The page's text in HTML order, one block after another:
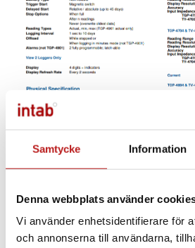
Samtycke Information
Denna webbplats använder
Vi använder enhetsidentifierare för
och annonserna till användarna,